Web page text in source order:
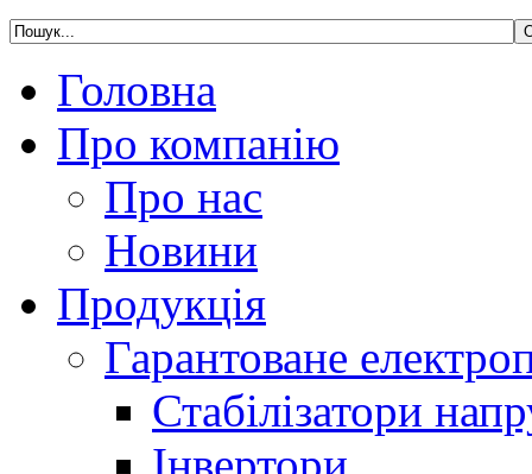
Головна
Про компанію
Про нас
Новини
Продукція
Гарантоване
Стабілізатори
Інвертори